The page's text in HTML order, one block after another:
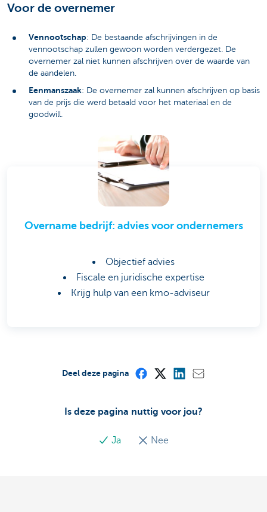
Voor de overnemer
Vennootschap: De bestaande afschrijvingen in de
vennootschap zullen gewoon worden verdergezet. De
overnemer zal niet kunnen afschrijven over de waarde van
de aandelen.
Eenmanszaak: De overnemer zal kunnen afschrijven op basis
van de prijs die werd betaald voor het materiaal en de
goodwill.
Overname bedrijf: advies voor ondernemers
Objectief advies
Fiscale en juridische expertise
Krijg hulp van een kmo-adviseur
Is deze pagina nuttig voor jou?
Ja Nee
Deel deze pagina